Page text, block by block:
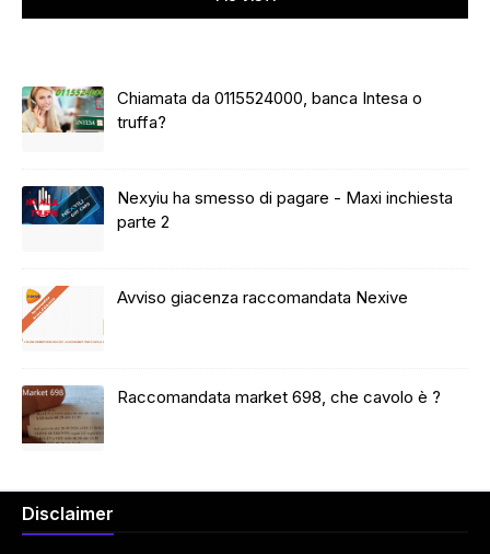
Chiamata da 0115524000, banca Intesa o
truffa?
Nexyiu ha smesso di pagare - Maxi inchiesta
parte 2
Avviso giacenza raccomandata Nexive
Raccomandata market 698, che cavolo è ?
Disclaimer